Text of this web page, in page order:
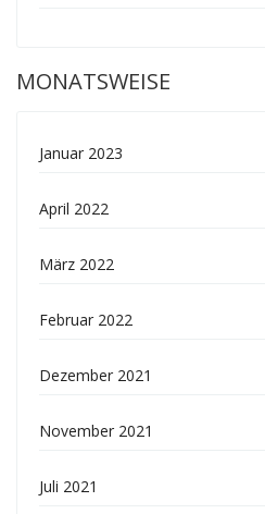
MONATSWEISE
Januar 2023
April 2022
März 2022
Februar 2022
Dezember 2021
November 2021
Juli 2021